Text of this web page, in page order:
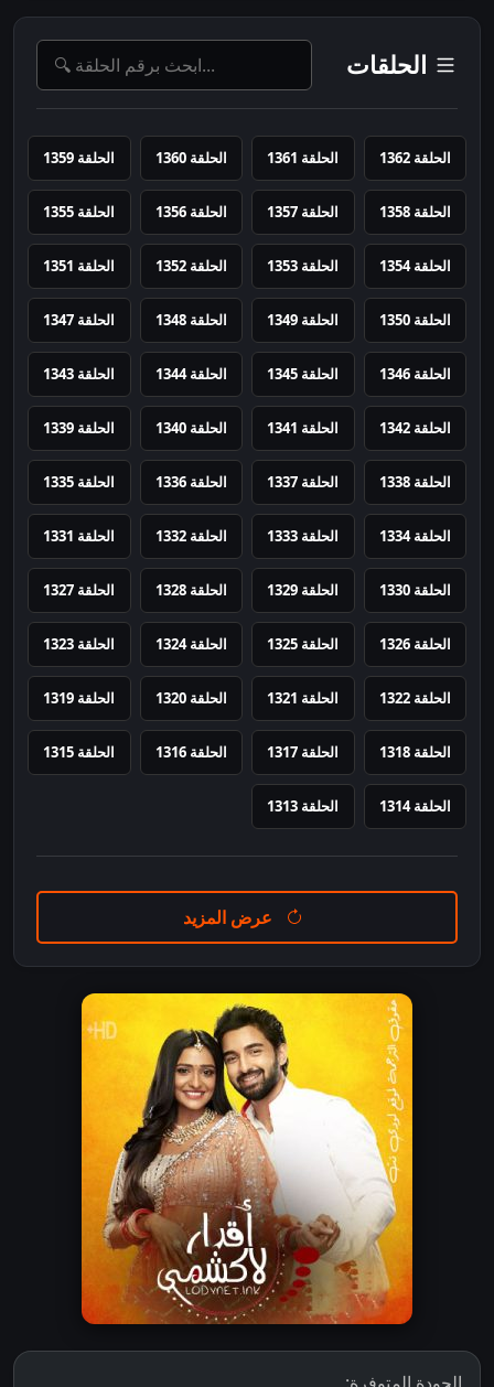
الحلقات
الحلقة 1362 الحلقة 1361 الحلقة 1360 الحلقة 1359
الحلقة 1358 الحلقة 1357 الحلقة 1356 الحلقة 1355
الحلقة 1354 الحلقة 1353 الحلقة 1352 الحلقة 1351
الحلقة 1350 الحلقة 1349 الحلقة 1348 الحلقة 1347
الحلقة 1346 الحلقة 1345 الحلقة 1344 الحلقة 1343
الحلقة 1342 الحلقة 1341 الحلقة 1340 الحلقة 1339
الحلقة 1338 الحلقة 1337 الحلقة 1336 الحلقة 1335
الحلقة 1334 الحلقة 1333 الحلقة 1332 الحلقة 1331
الحلقة 1330 الحلقة 1329 الحلقة 1328 الحلقة 1327
الحلقة 1326 الحلقة 1325 الحلقة 1324 الحلقة 1323
الحلقة 1322 الحلقة 1321 الحلقة 1320 الحلقة 1319
الحلقة 1318 الحلقة 1317 الحلقة 1316 الحلقة 1315
الحلقة 1314 الحلقة 1313
عرض المزيد